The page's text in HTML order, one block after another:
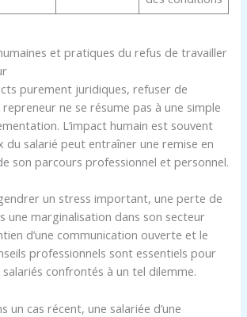
et pratiques du refus de travailler
purement juridiques, refuser de
ne se résume pas à une simple
L’impact humain est souvent
du salarié peut entraîner une remise en
son parcours professionnel et personnel.
un stress important, une perte de
une marginalisation dans son secteur
d’une communication ouverte et le
professionnels sont essentiels pour
confrontés à un tel dilemme.
un cas récent, une salariée d’une